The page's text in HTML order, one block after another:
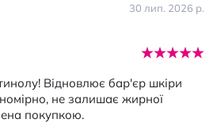
30 лип. 2026 р.
Відновлює бар'єр шкіри
не залишає жирної
покупкою.